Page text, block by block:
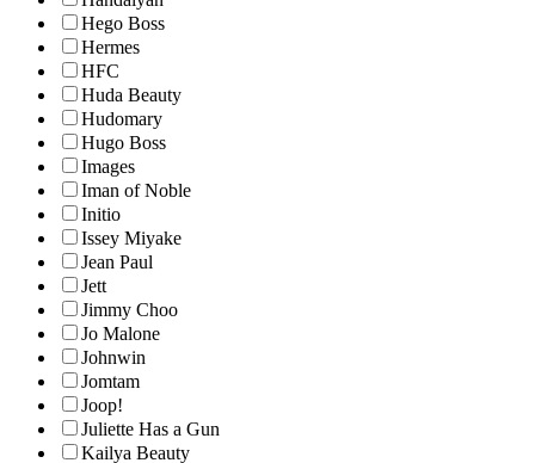
Hego Boss
Hermes
HFC
Huda Beauty
Hudomary
Hugo Boss
Images
Iman of Noble
Initio
Issey Miyake
Jean Paul
Jett
Jimmy Choo
Jo Malone
Johnwin
Jomtam
Joop!
Juliette Has a Gun
Kailya Beauty